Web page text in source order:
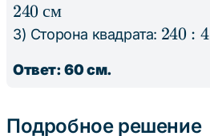
240 см
3) Сторона квадрата: 240 : 4
240 : 4
Ответ: 60 см.
Подробное решение